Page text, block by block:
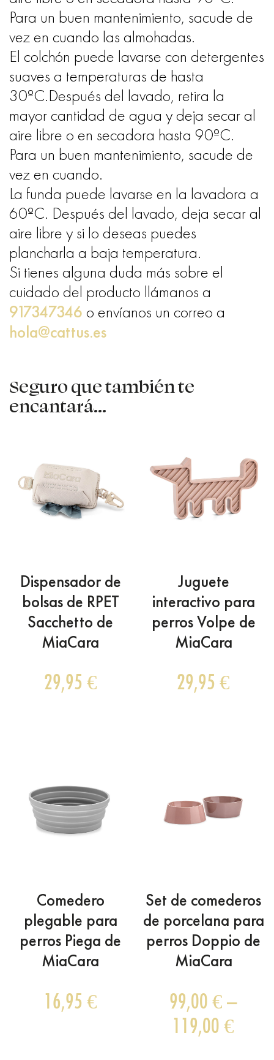
Para un buen mantenimiento, sacude de
vez en cuando las almohadas.
El colchón puede lavarse con detergentes
suaves a temperaturas de hasta
30ºC.Después del lavado, retira la
mayor cantidad de agua y deja secar al
aire libre o en secadora hasta 90ºC.
Para un buen mantenimiento, sacude de
vez en cuando.
La funda puede lavarse en la lavadora a
60ºC. Después del lavado, deja secar al
aire libre y si lo deseas puedes
plancharla a baja temperatura.
Si tienes alguna duda más sobre el
cuidado del producto llámanos a
917347346 o envíanos un correo a
hola@cattus.es
Seguro que también te
encantará...
Dispensador de
bolsas de RPET
Sacchetto de
MiaCara
29,95€
Juguete
interactivo para
perros Volpe de
MiaCara
29,95€
Comedero
plegable para
perros Piega de
MiaCara
16,95€
Set de comederos
de porcelana para
perros Doppio de
MiaCara
99,00€–
119,00€